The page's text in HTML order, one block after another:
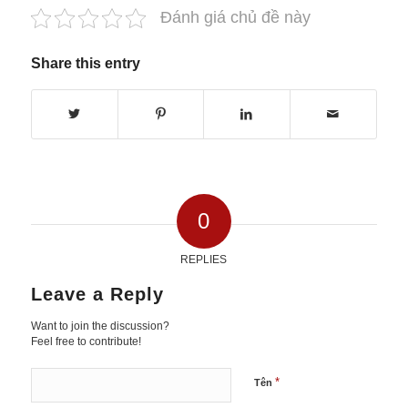
Đánh giá chủ đề này
Share this entry
0
REPLIES
Leave a Reply
Want to join the discussion?
Feel free to contribute!
Tên *